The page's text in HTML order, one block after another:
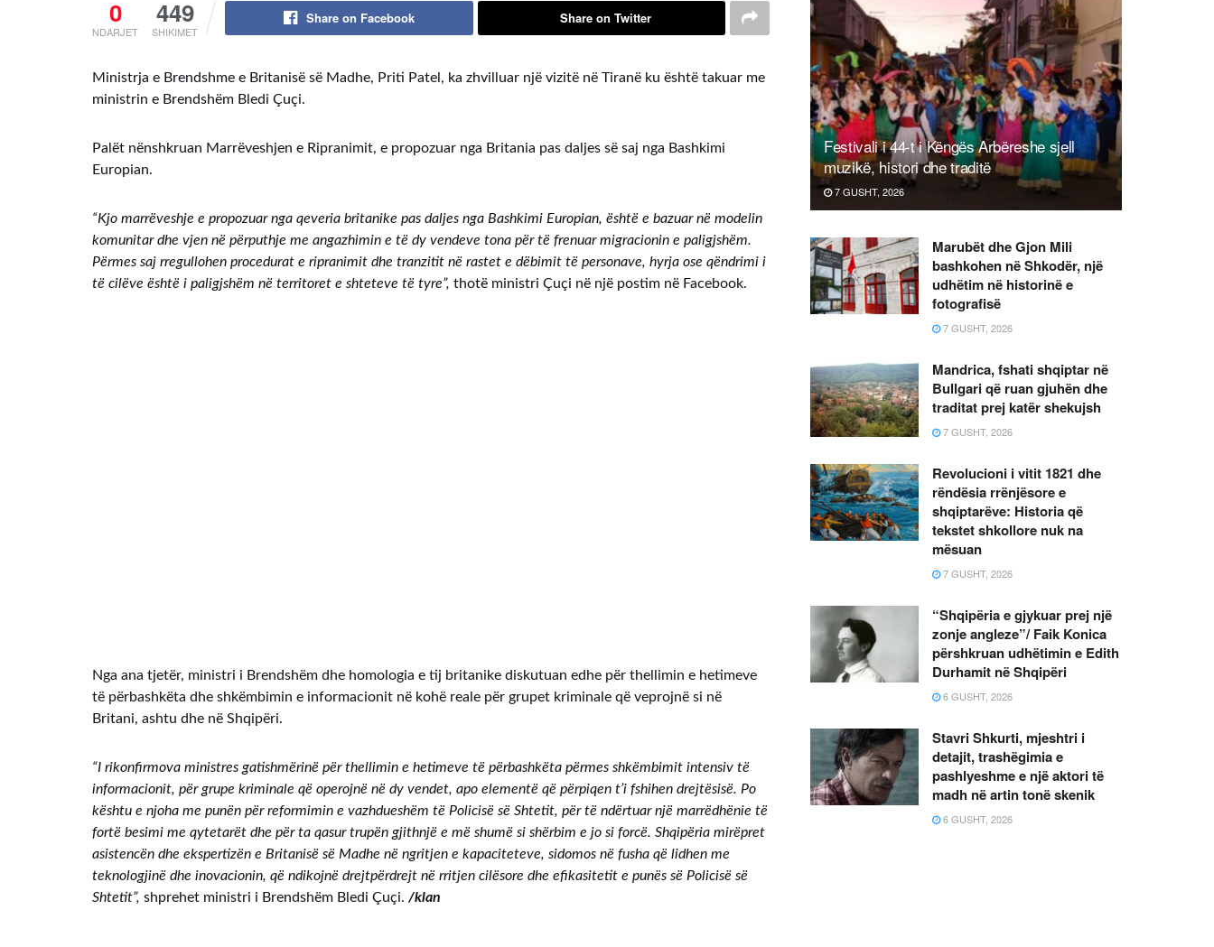
0
NDARJET
449
SHIKIMET
Share on Facebook Share on Twitter
Ministrja e Brendshme e Britanisë së Madhe, Priti Patel, ka zhvilluar një vizitë në Tiranë ku është takuar me
ministrin e Brendshëm Bledi Çuçi.
Palët nënshkruan Marrëveshjen e Ripranimit, e propozuar nga Britania pas daljes së saj nga Bashkimi
Europian.
“Kjo marrëveshje e propozuar nga qeveria britanike pas daljes nga Bashkimi Europian, është e bazuar në modelin
komunitar dhe vjen në përputhje me angazhimin e të dy vendeve tona për të frenuar migracionin e paligjshëm.
Përmes saj rregullohen procedurat e ripranimit dhe tranzitit në rastet e dëbimit të personave, hyrja ose qëndrimi i
të cilëve është i paligjshëm në territoret e shteteve të tyre”, thotë ministri Çuçi në një postim në Facebook.
Nga ana tjetër, ministri i Brendshëm dhe homologia e tij britanike diskutuan edhe për thellimin e hetimeve
të përbashkëta dhe shkëmbimin e informacionit në kohë reale për grupet kriminale që veprojnë si në
Britani, ashtu dhe në Shqipëri.
“I rikonfirmova ministres gatishmërinë për thellimin e hetimeve të përbashkëta përmes shkëmbimit intensiv të
informacionit, për grupe kriminale që operojnë në dy vendet, apo elementë që përpiqen t’i fshihen drejtësisë. Po
kështu e njoha me punën për reformimin e vazhdueshëm të Policisë së Shtetit, për të ndërtuar një marrëdhënie të
fortë besimi me qytetarët dhe për ta qasur trupën gjithnjë e më shumë si shërbim e jo si forcë. Shqipëria mirëpret
asistencën dhe ekspertizën e Britanisë së Madhe në ngritjen e kapaciteteve, sidomos në fusha që lidhen me
teknologjinë dhe inovacionin, që ndikojnë drejtpërdrejt në rritjen cilësore dhe efikasitetit e punës së Policisë së
Shtetit”, shprehet ministri i Brendshëm Bledi Çuçi. /klan
Festivali i 44-t i Këngës Arbëreshe sjell
muzikë, histori dhe traditë
7 GUSHT, 2026
Marubët dhe Gjon Mili
bashkohen në Shkodër, një
udhëtim në historinë e
fotografisë
7 GUSHT, 2026
Mandrica, fshati shqiptar në
Bullgari që ruan gjuhën dhe
traditat prej katër shekujsh
7 GUSHT, 2026
Revolucioni i vitit 1821 dhe
rëndësia rrënjësore e
shqiptarëve: Historia që
tekstet shkollore nuk na
mësuan
7 GUSHT, 2026
“Shqipëria e gjykuar prej një
zonje angleze”/ Faik Konica
përshkruan udhëtimin e Edith
Durhamit në Shqipëri
6 GUSHT, 2026
Stavri Shkurti, mjeshtri i
detajit, trashëgimia e
pashlyeshme e një aktori të
madh në artin tonë skenik
6 GUSHT, 2026